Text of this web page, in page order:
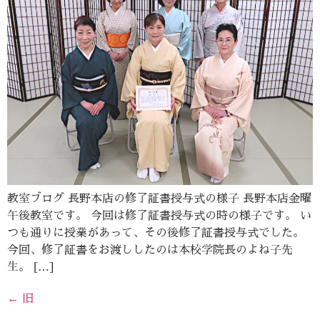
教室ブログ 長野本店の修了証書授与式の様子 長野本店金曜
午後教室です。 今回は修了証書授与式の時の様子です。 い
つも通りに授業があって、その後修了証書授与式でした。
今回、修了証書をお渡ししたのは本校学院長のよね子先
生。 […]
← 旧